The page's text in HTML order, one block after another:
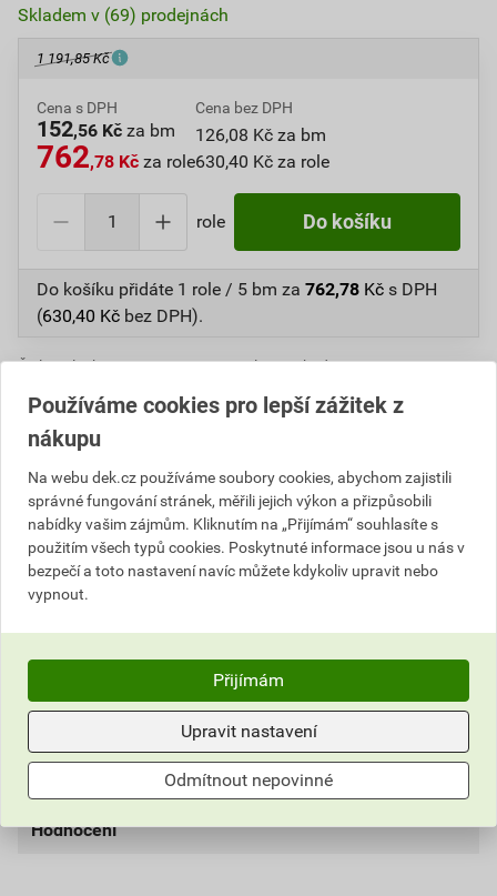
Skladem v (69) prodejnách
1 191,85 Kč
Cena s DPH
152,56 Kč za bm
762,78 Kč za role
Cena bez DPH
126,08 Kč za bm
630,40 Kč za role
role Do košíku
Do košíku přidáte 1 role / 5 bm za 762,78 Kč s DPH
(630,40 Kč bez DPH).
Číslo položky:1225433018
Katalogový kód: 66T96
Popis
Pás s perforací ve středové části a s butylkaučukovou
páskou na okrajích pro nalepení na krytinu. Výrobek
slouží k ochraně hřebenů a nároží před povětrnostními
zatečením větrem hnaného deště.
Aktuální prodejní cena po slevě 36% z ceníkové ceny
630,40 Kč
762,78 Kč
šířka
Hodnocení
Používáme cookies pro lepší zážitek z
nákupu
Na webu dek.cz používáme soubory cookies, abychom zajistili
správné fungování stránek, měřili jejich výkon a přizpůsobili
nabídky vašim zájmům. Kliknutím na „Přijímám“ souhlasíte s
použitím všech typů cookies. Poskytnuté informace jsou u nás v
bezpečí a toto nastavení navíc můžete kdykoliv upravit nebo
vypnout.
Přijímám
Upravit nastavení
Odmítnout nepovinné